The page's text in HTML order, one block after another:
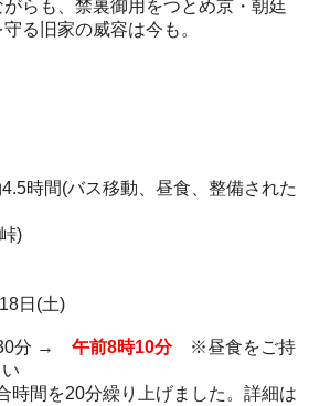
らも、禁裏御用をつとめ京・朝廷
る旧家の威容は今も。
時間(バス移動、昼食、整備された
)
日(土)
30分 → 午前8時10分※昼食をご持
時間を20分繰り上げました。詳細は